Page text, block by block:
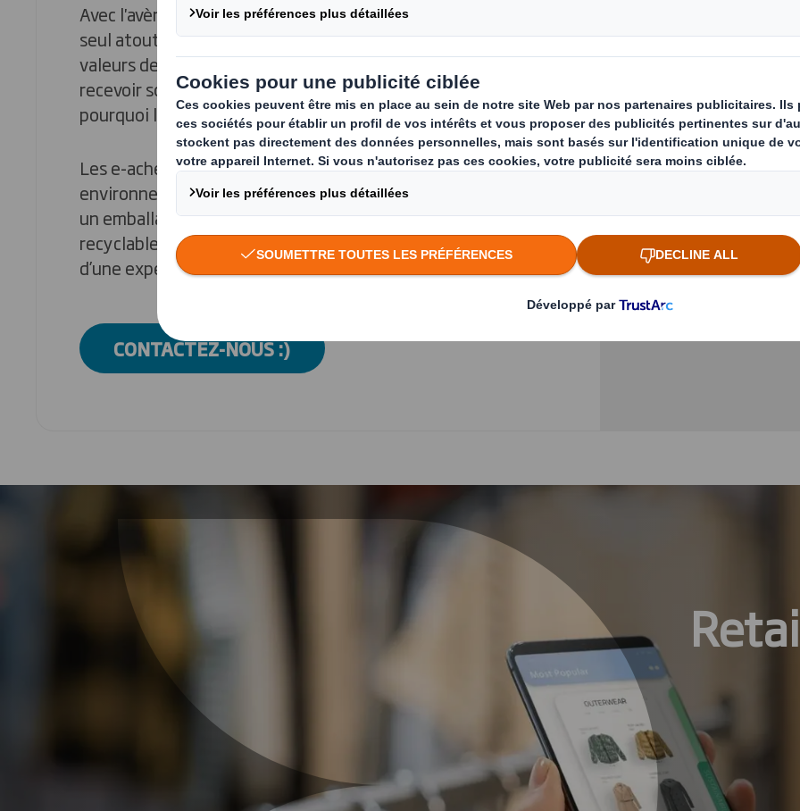
Avec l'avènement du social shopping, l’emballage devient le
seul atout pour protéger, transporter, présenter et porter les
valeurs de la marque. Tout e-acheteur est impatient de
recevoir son colis et découvrir le produit commandé, c’est
pourquoi l’unboxing devient une expérience unique.
Les e-acheteurs sont de plus en plus conscients de l’impact
environnemental de l’e-commerce. Ils s’attendent à recevoir
un emballage adapté à leur produit mais aussi un emballage
recyclable. Ces attentes deviennent des éléments forts
d’une expérience client réussie.
CONTACTEZ-NOUS :)
Previous slide